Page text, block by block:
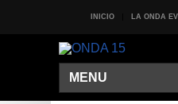
INICIO LA ONDA
MENU